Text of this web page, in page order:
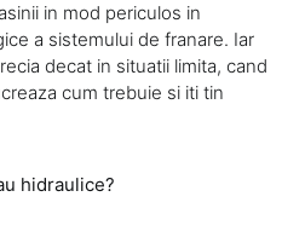
in mod periculos in
a sistemului de franare. Iar
decat in situatii limita, cand
cum trebuie si iti tin
hidraulice?